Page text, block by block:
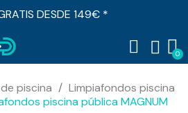
DESDE 149€ *
piscina
Limpiafondos piscina
piscina pública MAGNUM